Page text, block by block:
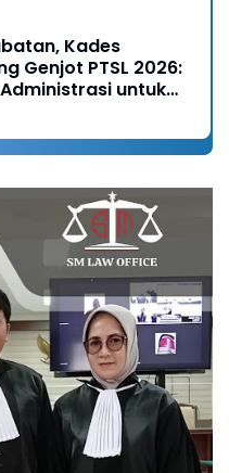
Kades
Genjot PTSL 2026:
untuk